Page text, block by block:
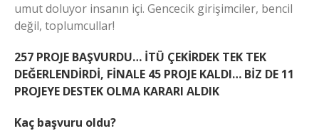
umut doluyor insanın içi. Gencecik girişimciler, bencil
değil, toplumcullar!
257 PROJE BAŞVURDU… İTÜ ÇEKİRDEK TEK TEK
DEĞERLENDİRDİ, FİNALE 45 PROJE KALDI… BİZ DE 11
PROJEYE DESTEK OLMA KARARI ALDIK
Kaç başvuru oldu?